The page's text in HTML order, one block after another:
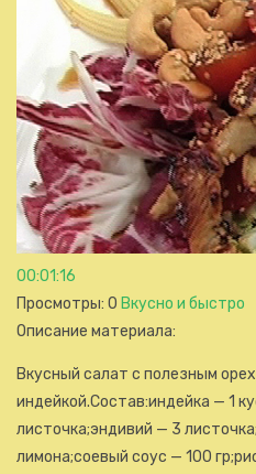
00:01:16
Просмотры: 0 Вкусно и быстро
Описание материала:
Вкусный салат с полезным
индейкой.Состав:индейка — 1
листочка;эндивий — 3
лимона;соевый соус — 100